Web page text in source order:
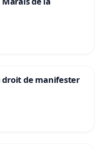
de manifester